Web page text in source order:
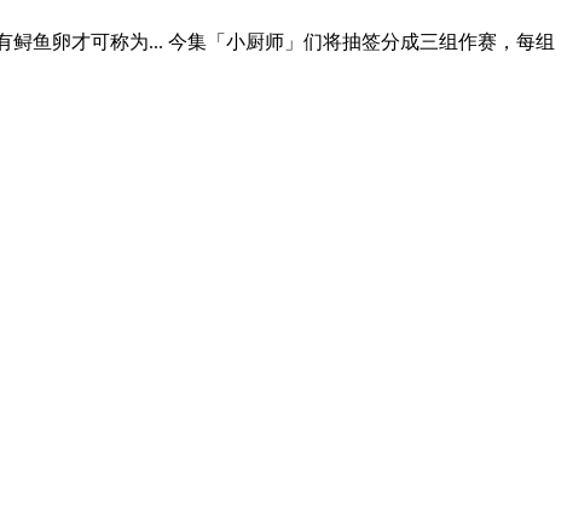
鱼卵才可称为... 今集「小厨师」们将抽签分成三组作赛，每组